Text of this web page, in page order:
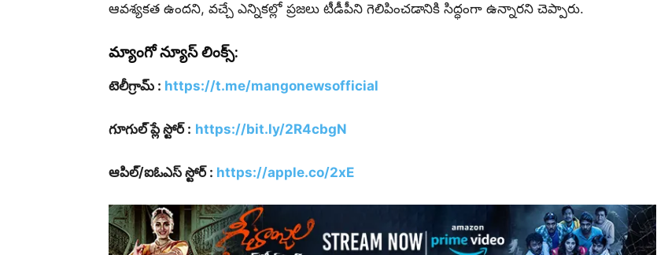
ఆవశ్యకత ఉందని, వచ్చే ఎన్నికల్లో ప్రజలు టీడీపీని గెలిపించడానికి సిద్ధంగా ఉన్నారని చెప్పారు.
మ్యాంగో న్యూస్ లింక్స్:
టెలీగ్రామ్ : https://t.me/mangonewsofficial
గూగుల్ ప్లే స్టోర్ : https://bit.ly/2R4cbgN
ఆపిల్/ఐఓఎస్ స్టోర్ : https://apple.co/2xE